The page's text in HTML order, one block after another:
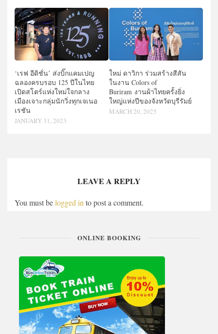
‘เรฟ อีดิชั่น’ ส่งบิ๊กแคมเปญ
ฉลองครบรอบ 125 ปีในไทย
เปิดสโตร์แห่งใหม่ใจกลาง
เมืองเจาะกลุ่มนักวิ่งทุกเจเนอ
เรชัน
JANUARY 31, 2023
ใหม่ ดาวิกา ร่วมสร้างสีสัน
ในงาน Colors of
Buriram งานผ้าไทยครั้งยิ่ง
ใหญ่แห่งปีของจังหวัดบุรีรัมย์
MARCH 20, 2025
LEAVE A REPLY
You must belogged into post a comment.
ONLINE BOOKING